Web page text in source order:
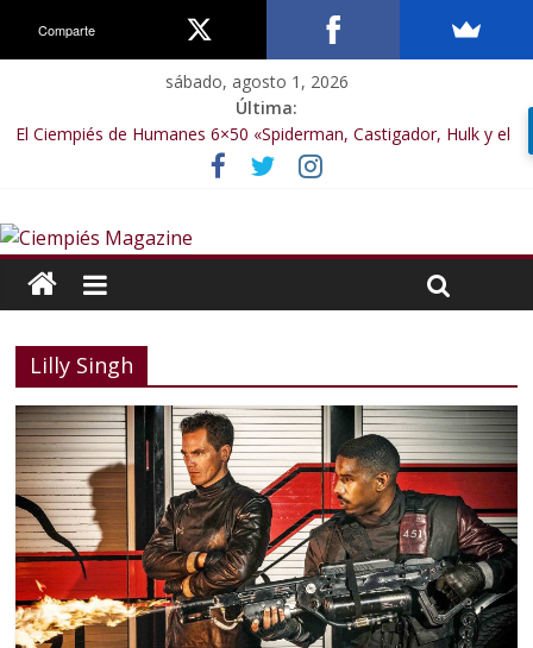
sábado, agosto 1, 2026
Última:
El Ciempiés de Humanes 6×50 «Spiderman, Castigador, Hulk y el
final de la sexta temporada»
El Ciempiés de Humanes 6×49 «Kiritaaaaa»
El Ciempiés de Humanes 6×47 «De nada por nada»
El Ciempiés de Humanes 6×46 «Ciudadano Minion»
Lilly Singh
Comparte